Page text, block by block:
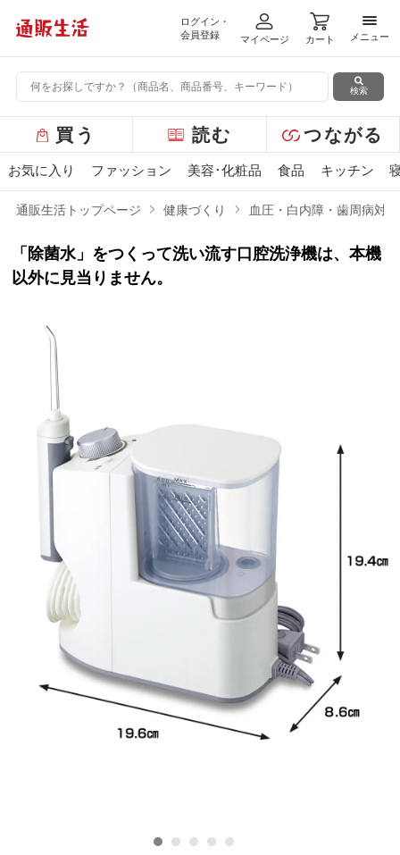
ログイン・
会員登録
マイページ カート
メニ
メニュー
検索
ー
バ
買う 読む つながる
お気に入り ファッション 美容･化粧品 食品 キッチン
通販生活トップページ 健康づくり 血圧・白内障・歯周病対策
「除菌水」をつくって洗い流す口腔洗浄機は、本機
以外に見当りません。